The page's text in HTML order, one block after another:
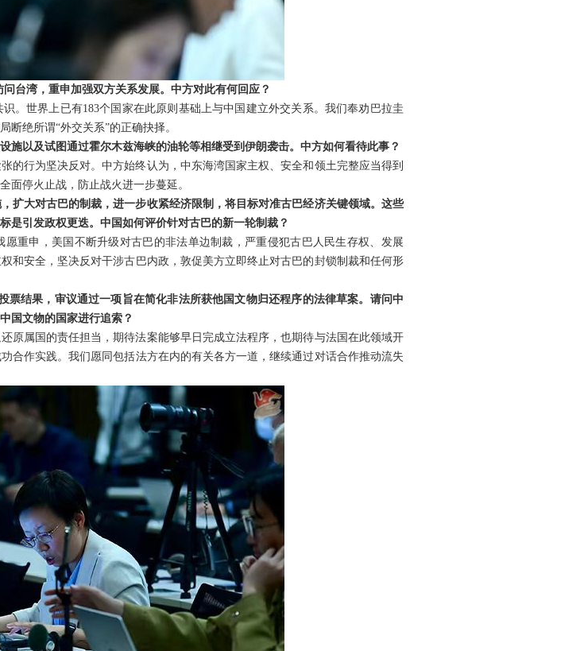
台湾，重申加强双方关系发展。中方对此有何回应？
。世界上已有183个国家在此原则基础上与中国建立外交关系。我们奉劝巴拉圭
绝所谓“外交关系”的正确抉择。
施以及试图通过霍尔木兹海峡的油轮等相继受到伊朗袭击。中方如何看待此事？
的行为坚决反对。中方始终认为，中东海湾国家主权、安全和领土完整应当得到
面停火止战，防止战火进一步蔓延。
扩大对古巴的制裁，进一步收紧经济限制，将目标对准古巴经济关键领域。这些
是引发政权更迭。中国如何评价针对古巴的新一轮制裁？
重申，美国不断升级对古巴的非法单边制裁，严重侵犯古巴人民生存权、发展
和安全，坚决反对干涉古巴内政，敦促美方立即终止对古巴的封锁制裁和任何形
票结果，审议通过一项旨在简化非法所获他国文物归还程序的法律草案。请问中
国文物的国家进行追索？
原属国的责任担当，期待法案能够早日完成立法程序，也期待与法国在此领域开
合作实践。我们愿同包括法方在内的有关各方一道，继续通过对话合作推动流失